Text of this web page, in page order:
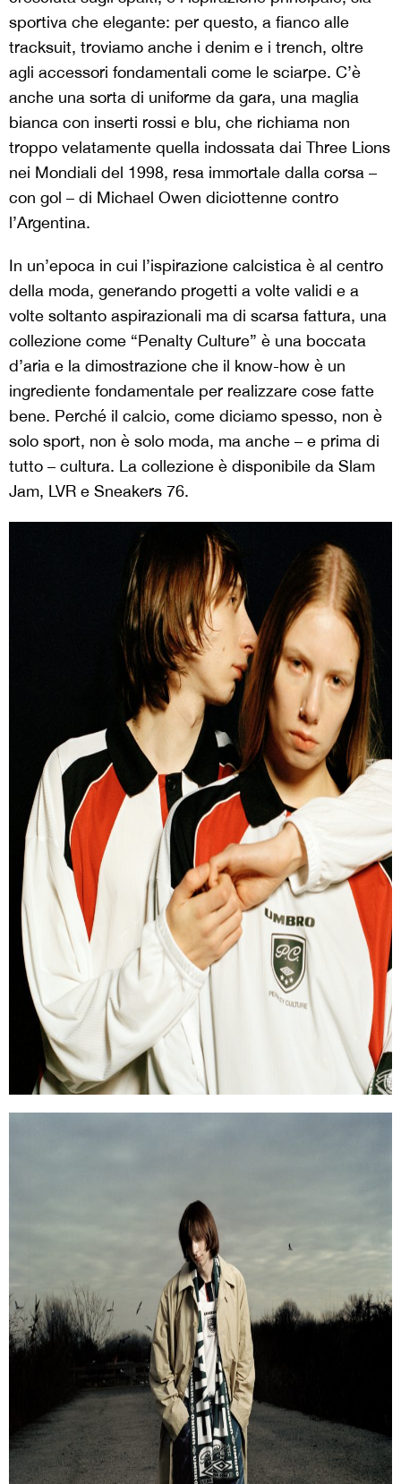
sportiva che elegante: per questo, a fianco alle
tracksuit, troviamo anche i denim e i trench, oltre
agli accessori fondamentali come le sciarpe. C’è
anche una sorta di uniforme da gara, una maglia
bianca con inserti rossi e blu, che richiama non
troppo velatamente quella indossata dai Three Lions
nei Mondiali del 1998, resa immortale dalla corsa –
con gol – di Michael Owen diciottenne contro
l’Argentina.
In un’epoca in cui l’ispirazione calcistica è al centro
della moda, generando progetti a volte validi e a
volte soltanto aspirazionali ma di scarsa fattura, una
collezione come “Penalty Culture” è una boccata
d’aria e la dimostrazione che il know-how è un
ingrediente fondamentale per realizzare cose fatte
bene. Perché il calcio, come diciamo spesso, non è
solo sport, non è solo moda, ma anche – e prima di
tutto – cultura. La collezione è disponibile da Slam
Jam, LVR e Sneakers 76.